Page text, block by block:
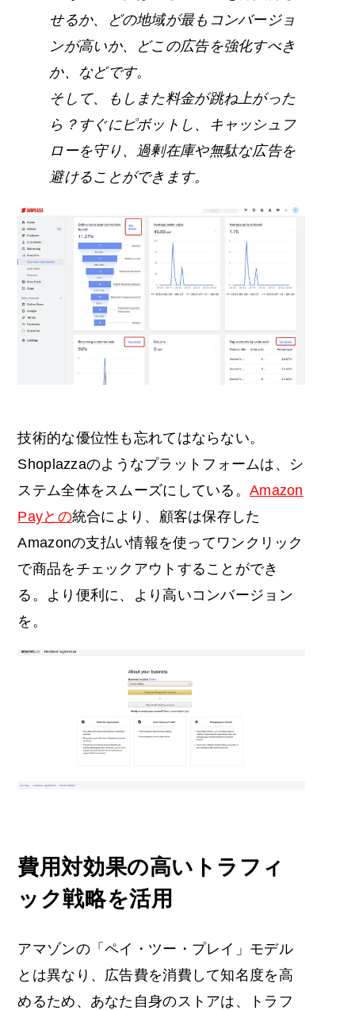
せるか、どの地域が最もコンバージョ
ンが高いか、どこの広告を強化すべき
か、などです。
そして、もしまた料金が跳ね上がった
ら？すぐにピボットし、キャッシュフ
ローを守り、過剰在庫や無駄な広告を
避けることができます。
技術的な優位性も忘れてはならない。
Shoplazzaのようなプラットフォームは、シ
ステム全体をスムーズにしている。Amazon
Payとの統合により、顧客は保存した
Amazonの支払い情報を使ってワンクリック
で商品をチェックアウトすることができ
る。より便利に、より高いコンバージョン
を。
費用対効果の高いトラフィ
ック戦略を活用
アマゾンの「ペイ・ツー・プレイ」モデル
とは異なり、広告費を消費して知名度を高
めるため、あなた自身のストアは、トラフ